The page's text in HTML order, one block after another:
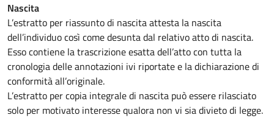
Nascita
L’estratto per riassunto di nascita attesta la nascita
dell’individuo così come desunta dal relativo atto di nascita.
Esso contiene la trascrizione esatta dell’atto con tutta la
cronologia delle annotazioni ivi riportate e la dichiarazione di
conformità all’originale.
L’estratto per copia integrale di nascita può essere rilasciato
solo per motivato interesse qualora non vi sia divieto di legge.